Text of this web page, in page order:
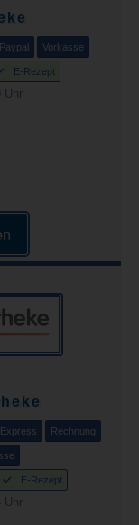
Paypal Vorkasse
E-Rezept
Uhr
Rechnung
E-Rezept
Uhr